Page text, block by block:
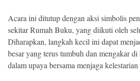
Acara ini ditutup dengan aksi simbolis
sekitar Rumah Buku, yang diikuti oleh
Diharapkan, langkah kecil ini dapat
besar yang terus tumbuh dan mengakar
dalam upaya bersama menjaga